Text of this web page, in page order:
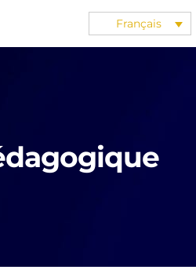
Français